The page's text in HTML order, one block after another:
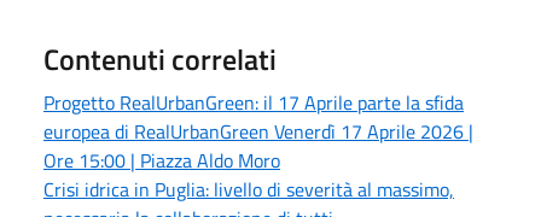
Contenuti correlati
Progetto RealUrbanGreen: il 17 Aprile parte la sfida
europea di RealUrbanGreen Venerdì 17 Aprile 2026 |
Ore 15:00 | Piazza Aldo Moro
Crisi idrica in Puglia: livello di severità al massimo,